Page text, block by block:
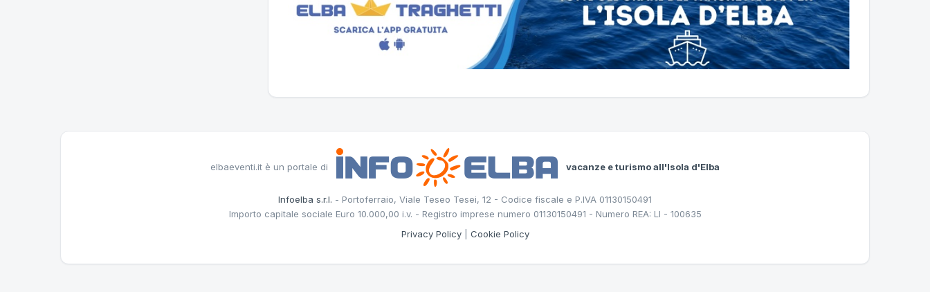
elbaeventi.it è un portale di vacanze e turismo all'Isola d'Elba
Infoelba s.r.l. - Portoferraio, Viale Teseo Tesei, 12 - Codice fiscale e P.IVA 01130150491
Importo capitale sociale Euro 10.000,00 i.v. - Registro imprese numero 01130150491 - Numero REA: LI - 100635
Privacy Policy| Cookie Policy